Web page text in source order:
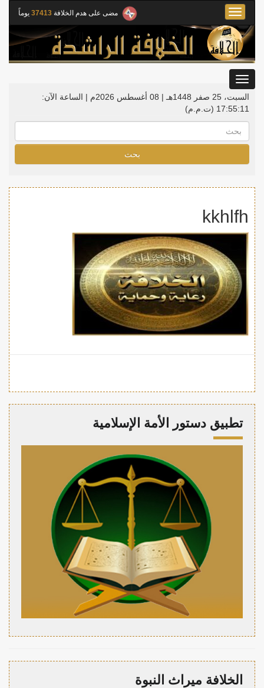
مضى على هدم الخلافة 37413 يوماً
Toggle
navigation
السبت، 25 صفر 1448هـ | 08 أغسطس 2026م |
الساعة الآن:
17:55:11 (ت.م.م)
بحث
kkhlfh
تطبيق دستور الأمة الإسلامية
الخلافة ميراث النبوة